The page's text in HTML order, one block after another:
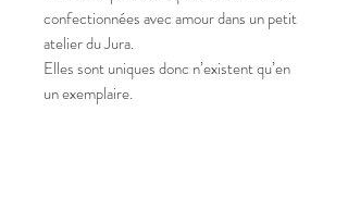
confectionnées avec amour dans un petit
atelier du Jura.
Elles sont uniques donc n’existent qu’en
un exemplaire.